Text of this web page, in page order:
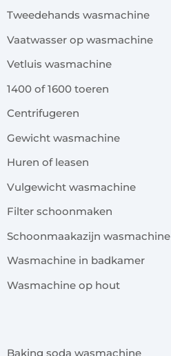
Tweedehands wasmachine
Vaatwasser op wasmachine
Vetluis wasmachine
1400 of 1600 toeren
Centrifugeren
Gewicht wasmachine
Huren of leasen
Vulgewicht wasmachine
Filter schoonmaken
Schoonmaakazijn wasmachine
Wasmachine in badkamer
Wasmachine op hout
Baking soda wasmachine